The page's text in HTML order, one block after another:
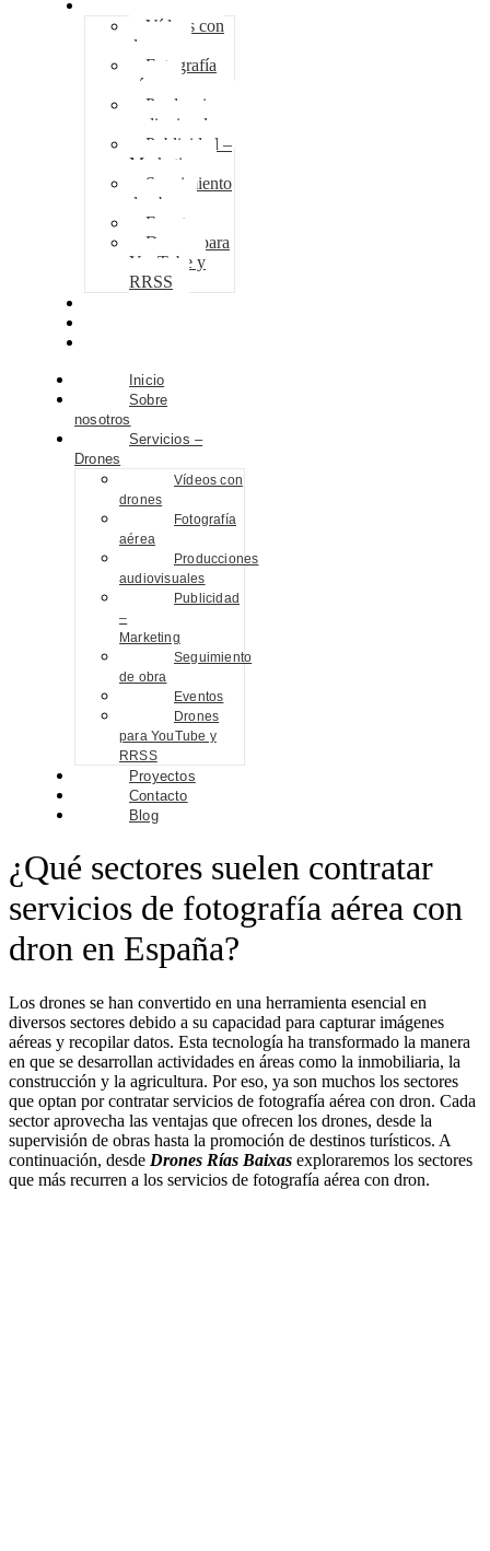
Vídeos con
drones
Fotografía
aérea
Producciones
audiovisuales
Publicidad –
Marketing
Seguimiento
de obra
Eventos
Drones para
YouTube y
RRSS
Inicio
Sobre
nosotros
Servicios –
Drones
Vídeos con
drones
Fotografía
aérea
Producciones
audiovisuales
Publicidad
–
Marketing
Seguimiento
de obra
Eventos
Drones
para YouTube y
RRSS
Proyectos
Contacto
Blog
¿Qué sectores suelen contratar
servicios de fotografía aérea con
dron en España?
Los drones se han convertido en una herramienta esencial en
diversos sectores debido a su capacidad para capturar imágenes
aéreas y recopilar datos. Esta tecnología ha transformado la manera
en que se desarrollan actividades en áreas como la inmobiliaria, la
construcción y la agricultura. Por eso, ya son muchos los sectores
que optan por contratar servicios de fotografía aérea con dron. Cada
sector aprovecha las ventajas que ofrecen los drones, desde la
supervisión de obras hasta la promoción de destinos turísticos. A
continuación, desde Drones Rías Baixas exploraremos los sectores
que más recurren a los servicios de fotografía aérea con dron.